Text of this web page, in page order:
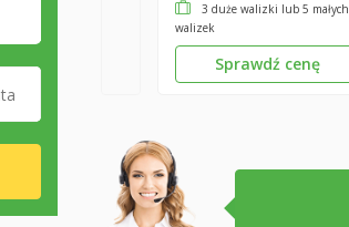
3 duże walizki lub 5 małych
walizek
Sprawdź cenę